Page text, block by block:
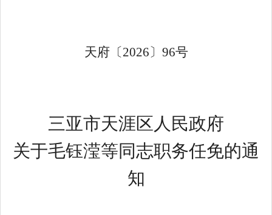
天府〔2026〕 96号
三亚市天涯区人民政府
关于毛钰滢等同志职务任免的通
知